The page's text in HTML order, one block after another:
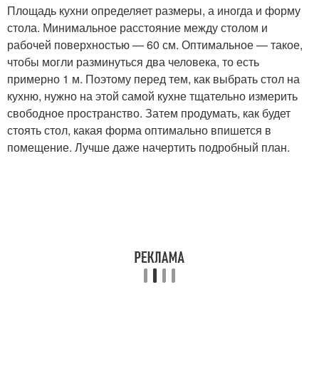
Площадь кухни определяет размеры, а иногда и форму
стола. Минимальное расстояние между столом и
рабочей поверхностью — 60 см. Оптимальное — такое,
чтобы могли разминуться два человека, то есть
примерно 1 м. Поэтому перед тем, как выбрать стол на
кухню, нужно на этой самой кухне тщательно измерить
свободное пространство. Затем продумать, как будет
стоять стол, какая форма оптимально впишется в
помещение. Лучше даже начертить подробный план.